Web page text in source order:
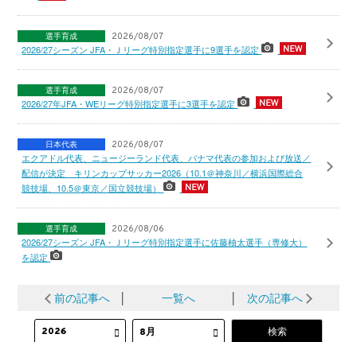
選手育成 2026/08/07
2026/27シーズン JFA・Ｊリーグ特別指定選手に9選手を認定
選手育成 2026/08/07
2026/27年JFA・WEリーグ特別指定選手に3選手を認定
日本代表 2026/08/07
エクアドル代表、ニュージーランド代表、パナマ代表の参加および放送／
配信が決定 キリンカップサッカー2026（10.1＠神奈川／横浜国際総合
競技場、10.5＠東京／国立競技場）
選手育成 2026/08/06
2026/27シーズン JFA・Ｊリーグ特別指定選手に佐藤柚太選手（専修大）
を認定
前の記事へ 一覧へ 次の記事へ